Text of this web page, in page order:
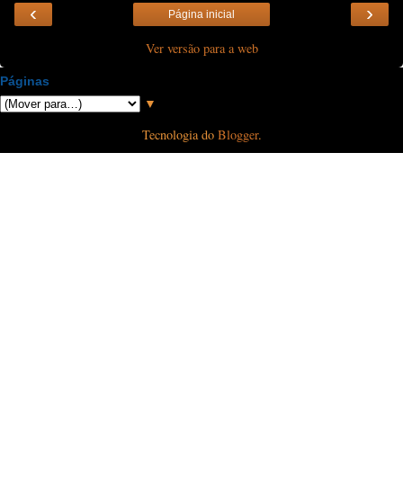
‹ ›
Página inicial
Ver versão para a web
Páginas
▼
Tecnologia do Blogger.